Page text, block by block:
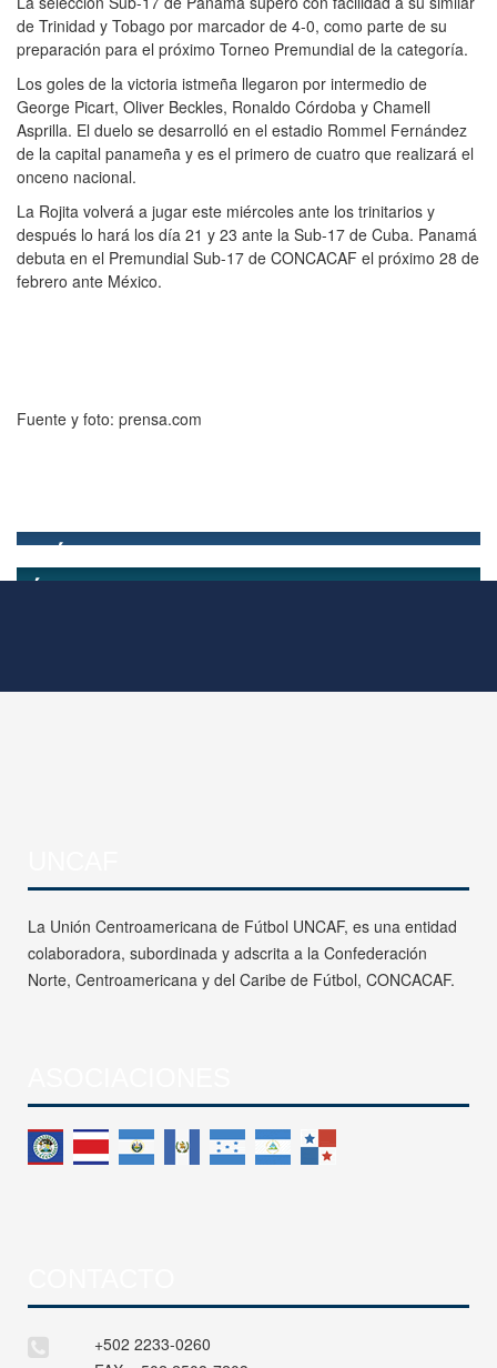
de Trinidad y Tobago por marcador de 4-0, como parte de su
preparación para el próximo Torneo Premundial de la categoría.
Los goles de la victoria istmeña llegaron por intermedio de
George Picart, Oliver Beckles, Ronaldo Córdoba y Chamell
Asprilla. El duelo se desarrolló en el estadio Rommel Fernández
de la capital panameña y es el primero de cuatro que realizará el
onceno nacional.
La Rojita volverá a jugar este miércoles ante los trinitarios y
después lo hará los día 21 y 23 ante la Sub-17 de Cuba. Panamá
debuta en el Premundial Sub-17 de CONCACAF el próximo 28 de
febrero ante México.
Fuente y foto: prensa.com
La Unión Centroamericana de Fútbol UNCAF, es una entidad
colaboradora, subordinada y adscrita a la Confederación
Norte, Centroamericana y del Caribe de Fútbol, CONCACAF.
+502 2233-0260